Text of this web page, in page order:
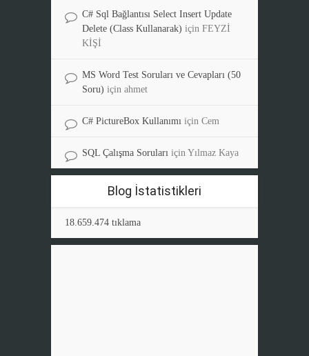
C# Sql Bağlantısı Select Insert Update
Delete (Class Kullanarak) için FEYZİ
KİŞİ
MS Word Test Soruları ve Cevapları (50
Soru) için ahmet
C# PictureBox Kullanımı için Cem
SQL Çalışma Soruları için Yılmaz Kaya
Blog İstatistikleri
18.659.474 tıklama